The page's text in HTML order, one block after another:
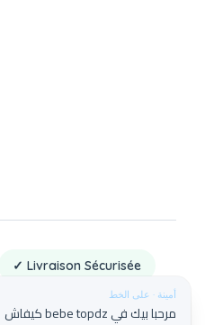
أمينة · على الخط
مرحبا بيك في bebe topdz كيفاش
✓ Livraison Sécurisée
la Livraison